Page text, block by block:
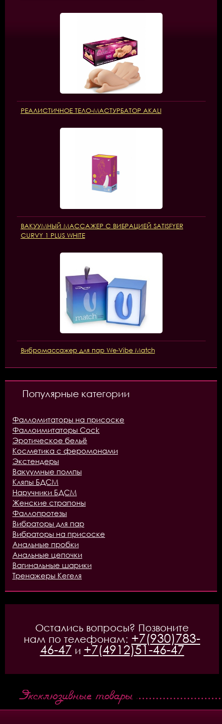
РЕАЛИСТИЧНОЕ ТЕЛО-МАСТУРБАТОР AKALI
ВАКУУМНЫЙ МАССАЖЕР С ВИБРАЦИЕЙ SATISFYER
CURVY 1 PLUS WHITE
Вибромассажер для пар We-Vibe Match
Популярные категории
Фалломитаторы на присоске
Фаллоимитаторы Cock
Эротическое бельё
Косметика с феромонами
Экстендеры
Вакуумные помпы
Кляпы БДСМ
Наручники БДСМ
Женские страпоны
Фаллопротезы
Вибраторы для пар
Вибраторы на присоске
Анальные пробки
Анальные цепочки
Вагинальные шарики
Тренажеры Кегеля
Остались вопросы? Позвоните
нам по телефонам: +7(930)783-
46-47 и +7(4912)51-46-47
Эксклюзивные товары